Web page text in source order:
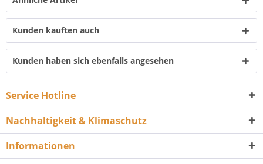
Kunden kauften auch
Kunden haben sich ebenfalls angesehen
Service Hotline
Nachhaltigkeit & Klimaschutz
Informationen